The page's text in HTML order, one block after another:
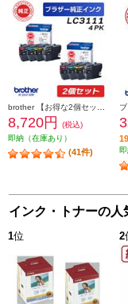
8,720円
(税込)
即納（在庫あり）
(41件)
インク・トナーの人
1位 2